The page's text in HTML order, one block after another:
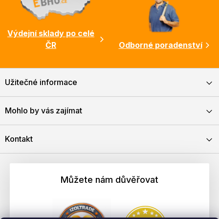
Výdejní sklady po celé
ČR
Odborné poradenství
Užitečné informace
Mohlo by vás zajímat
Kontakt
Můžete nám důvěřovat